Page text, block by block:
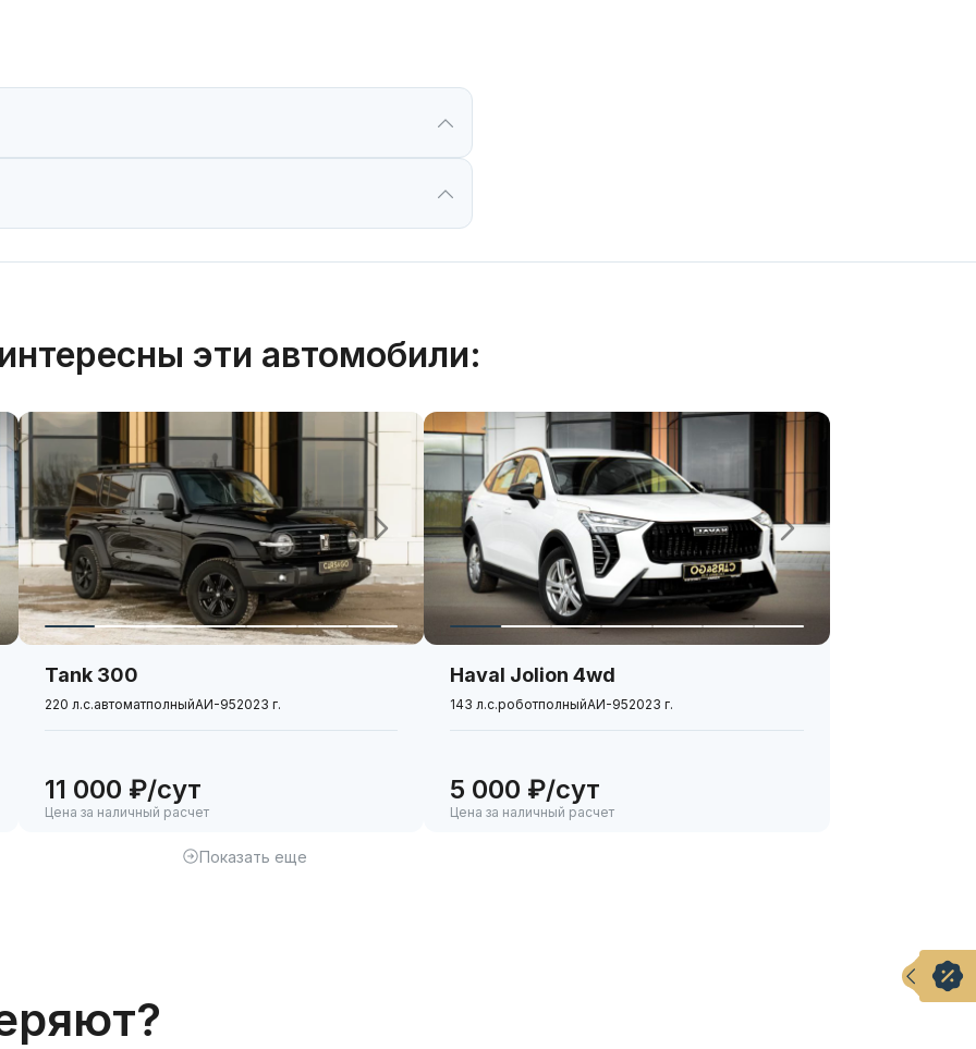
руля
60/40
эти автомобили:
Tank 300
220 л.с.автоматполныйАИ-952023 г.
11 000 ₽/сут
Цена за наличный расчет
Haval Jolion 4wd
143 л.с.роботполныйАИ-952023 г.
5 000 ₽/сут
Цена за наличный расчет
Показать еще